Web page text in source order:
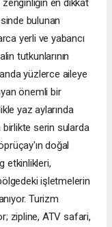
en dikkat
bulunan
yerli ve yabancı
tutkunlarının
yüzlerce aileye
önemli bir
yaz aylarında
birlikte serin sularda
doğal
etkinlikleri,
işletmelerin
Turizm
zipline, ATV safari,